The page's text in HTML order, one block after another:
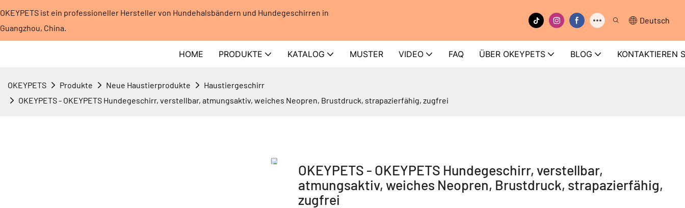
OKEYPETS ist ein professioneller Hersteller von Hundehalsbändern und Hundegeschirren in
Guangzhou, China.
Deutsch
HOME PRODUKTE KATALOG MUSTER VIDEO FAQ ÜBER OKEYPETS BLOG KONTAKTIEREN
OKEYPETS Produkte Neue Haustierprodukte
Haustiergeschirr
OKEYPETS - OKEYPETS Hundegeschirr, verstellbar, atmungsaktiv, weiches Neopren, Brustdruck, strapazierfähig, zugfrei
OKEYPETS - OKEYPETS Hundegeschirr, verstellbar,
atmungsaktiv, weiches Neopren, Brustdruck, strapazierfähig,
zugfrei